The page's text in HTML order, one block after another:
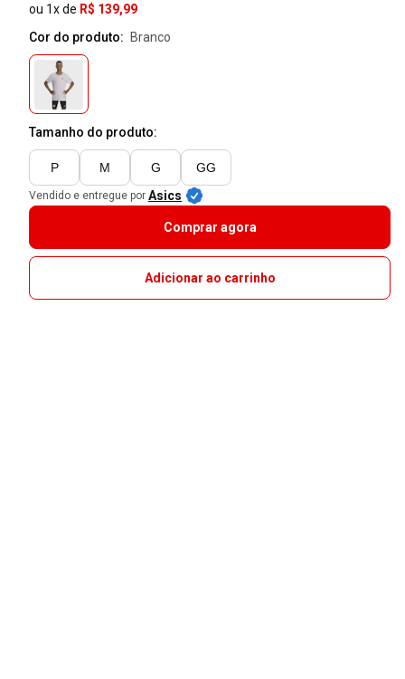
ou 1x de R$ 139,99
Cor do produto:
branco
Tamanho do produto:
P M G GG
Vendido e entregue por Asics
Comprar agora
Adicionar ao carrinho